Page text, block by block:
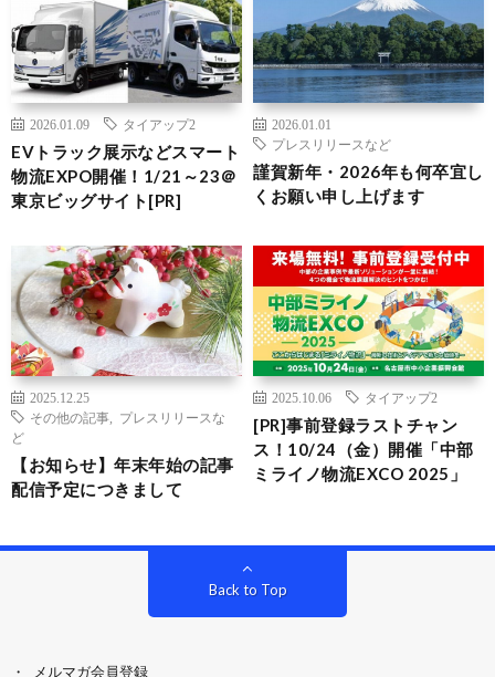
2026.01.09 タイアップ2
EVトラック展示などスマート
物流EXPO開催！1/21～23＠
東京ビッグサイト[PR]
2026.01.01
プレスリリースなど
謹賀新年・2026年も何卒宜し
くお願い申し上げます
2025.12.25
その他の記事
プレスリリースな
ど
【お知らせ】年末年始の記事
配信予定につきまして
2025.10.06 タイアップ2
[PR]事前登録ラストチャン
ス！10/24（金）開催「中部
ミライノ物流EXCO 2025」
Back to Top
メルマガ会員登録